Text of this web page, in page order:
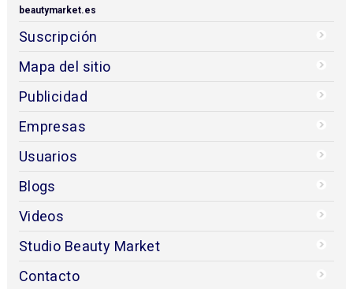
beautymarket.es
Suscripción
Mapa del sitio
Publicidad
Empresas
Usuarios
Blogs
Videos
Studio Beauty Market
Contacto